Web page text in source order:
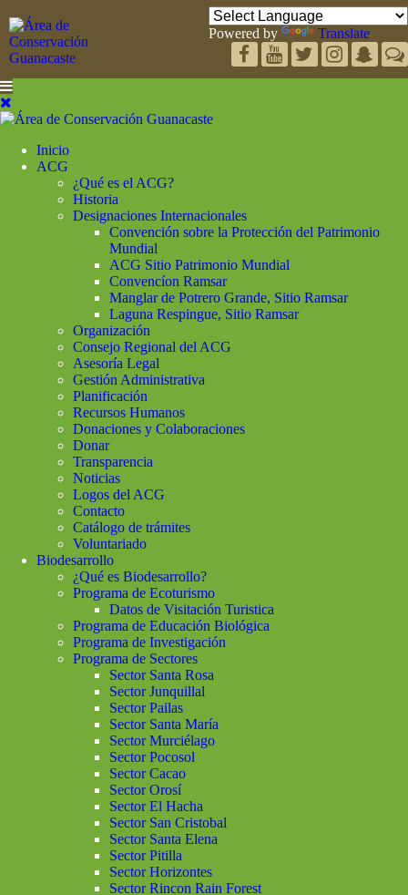
Powered by Translate
Inicio
ACG
¿Qué es el ACG?
Historia
Designaciones Internacionales
Convención sobre la Protección del Patrimonio
Mundial
ACG Sitio Patrimonio Mundial
Convencíon Ramsar
Manglar de Potrero Grande, Sitio Ramsar
Laguna Respingue, Sitio Ramsar
Organización
Consejo Regional del ACG
Asesoría Legal
Gestión Administrativa
Planificación
Recursos Humanos
Donaciones y Colaboraciones
Donar
Transparencia
Noticias
Logos del ACG
Contacto
Catálogo de trámites
Voluntariado
Biodesarrollo
¿Qué es Biodesarrollo?
Programa de Ecoturismo
Datos de Visitación Turistica
Programa de Educación Biológica
Programa de Investigación
Programa de Sectores
Sector Santa Rosa
Sector Junquillal
Sector Pailas
Sector Santa María
Sector Murciélago
Sector Pocosol
Sector Cacao
Sector Orosí
Sector El Hacha
Sector San Cristobal
Sector Santa Elena
Sector Pitilla
Sector Horizontes
Sector Rincon Rain Forest